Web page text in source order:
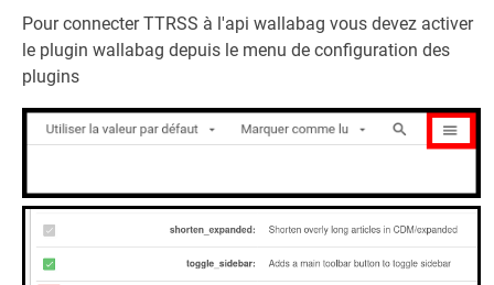
Pour connecter TTRSS à l'api wallabag vous devez activer
le plugin wallabag depuis le menu de configuration des
plugins